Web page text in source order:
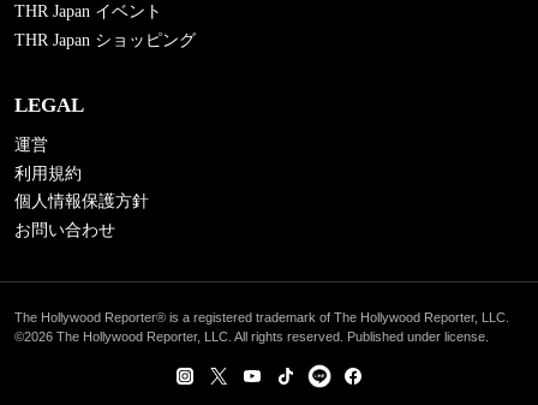
THR Japan イベント
THR Japan ショッピング
LEGAL
運営
利用規約
個人情報保護方針
お問い合わせ
The Hollywood Reporter® is a registered trademark of The Hollywood Reporter, LLC.
©2026 The Hollywood Reporter, LLC. All rights reserved. Published under license.